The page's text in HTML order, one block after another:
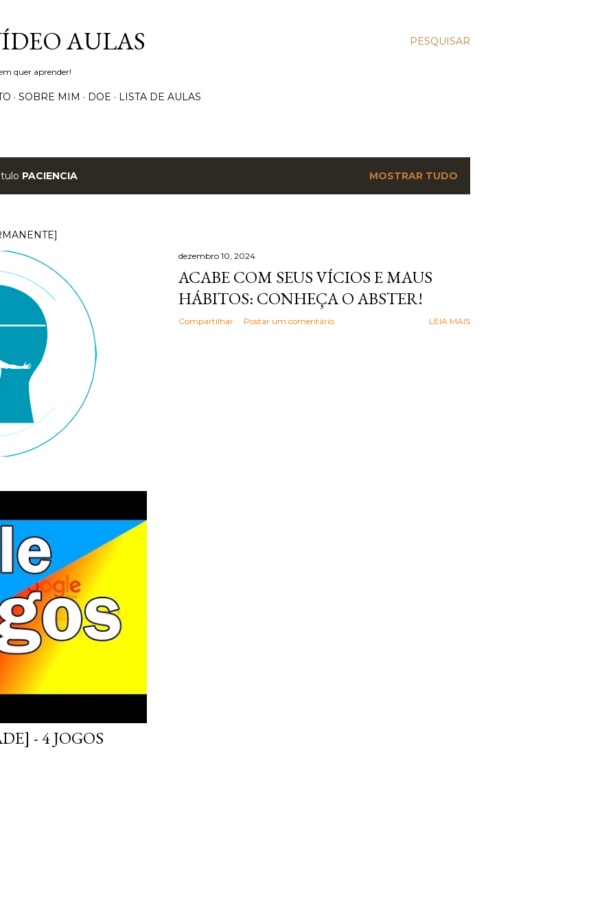
PESQUISAR
AULAS
quer aprender!
SOBRE MIM DOE LISTA DE AULAS
PACIENCIA MOSTRAR TUDO
dezembro 10, 2024
ACABE COM SEUS VÍCIOS E MAUS
HÁBITOS: CONHEÇA O ABSTER!
Compartilhar Postar um comentário LEIA MAIS
- 4 JOGOS